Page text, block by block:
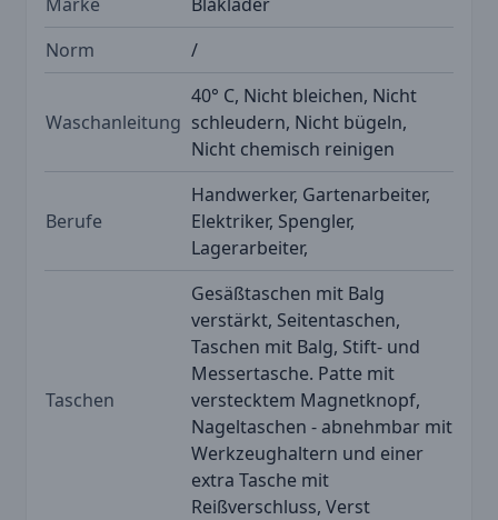
Norm
/
Waschanleitung
40° C, Nicht bleichen, Nicht
schleudern, Nicht bügeln,
Nicht chemisch reinigen
Berufe
Handwerker, Gartenarbeiter,
Elektriker, Spengler,
Lagerarbeiter,
Taschen
Gesäßtaschen mit Balg
verstärkt, Seitentaschen,
Taschen mit Balg, Stift- und
Messertasche. Patte mit
verstecktem Magnetknopf,
Nageltaschen - abnehmbar mit
Werkzeughaltern und einer
extra Tasche mit
Reißverschluss, Verst